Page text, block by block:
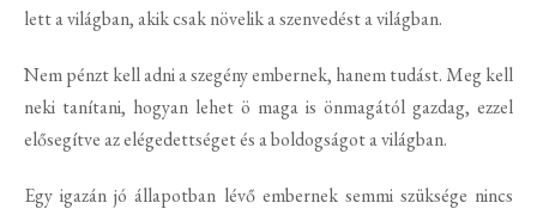
lett a világban, akik csak növelik a szenvedést a világban.
Nem pénzt kell adni a szegény embernek, hanem tudást. Meg kell
neki tanítani, hogyan lehet ö maga is önmagától gazdag, ezzel
elősegítve az elégedettséget és a boldogságot a világban.
Egy igazán jó állapotban lévő embernek semmi szüksége nincs